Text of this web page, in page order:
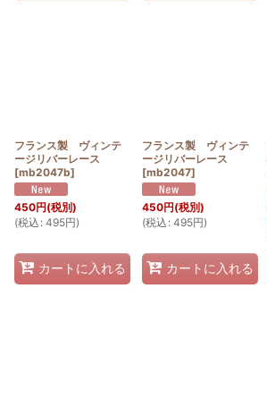
フランス製 ヴィンテ
ージリバーレース
[mb2047b]
450円(税別)
(税込 : 495円)
カートに入れる
フランス製 ヴィンテ
ージリバーレース
[mb2047]
450円(税別)
(税込 : 495円)
カートに入れる